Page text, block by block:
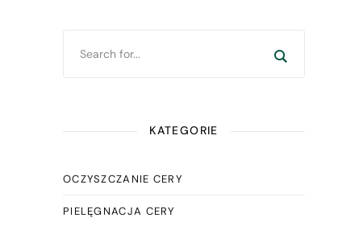
KATEGORIE
OCZYSZCZANIE CERY
PIELĘGNACJA CERY